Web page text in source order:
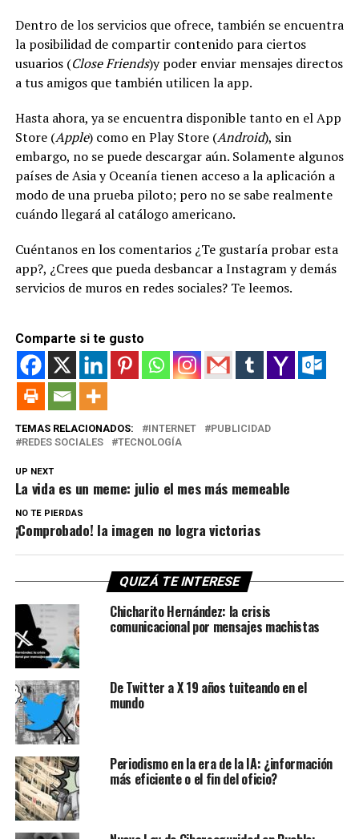
Dentro de los servicios que ofrece, también se encuentra
la posibilidad de compartir contenido para ciertos
usuarios (Close Friends)y poder enviar mensajes directos
a tus amigos que también utilicen la app.
Hasta ahora, ya se encuentra disponible tanto en el App
Store (Apple) como en Play Store (Android), sin
embargo, no se puede descargar aún. Solamente algunos
países de Asia y Oceanía tienen acceso a la aplicación a
modo de una prueba piloto; pero no se sabe realmente
cuándo llegará al catálogo americano.
Cuéntanos en los comentarios ¿Te gustaría probar esta
app?, ¿Crees que pueda desbancar a Instagram y demás
servicios de muros en redes sociales? Te leemos.
Comparte si te gusto
TEMAS RELACIONADOS: INTERNET
PUBLICIDAD
REDES SOCIALES
TECNOLOGÍA
UP NEXT
La vida es un meme: julio el mes más memeable
NO TE PIERDAS
¡Comprobado! la imagen no logra victorias
QUIZÁ TE INTERESE
Chicharito Hernández: la crisis
comunicacional por mensajes machistas
De Twitter a X 19 años tuiteando en el
mundo
Periodismo en la era de la IA: ¿información
más eficiente o el fin del oficio?